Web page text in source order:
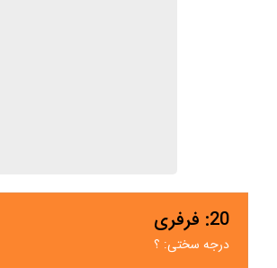
20: فرفری
درجه سختی: ؟